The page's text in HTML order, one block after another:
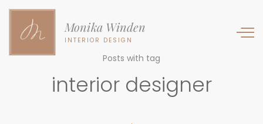
Monika Winden
INTERIOR DESIGN
Posts with tag
interior designer